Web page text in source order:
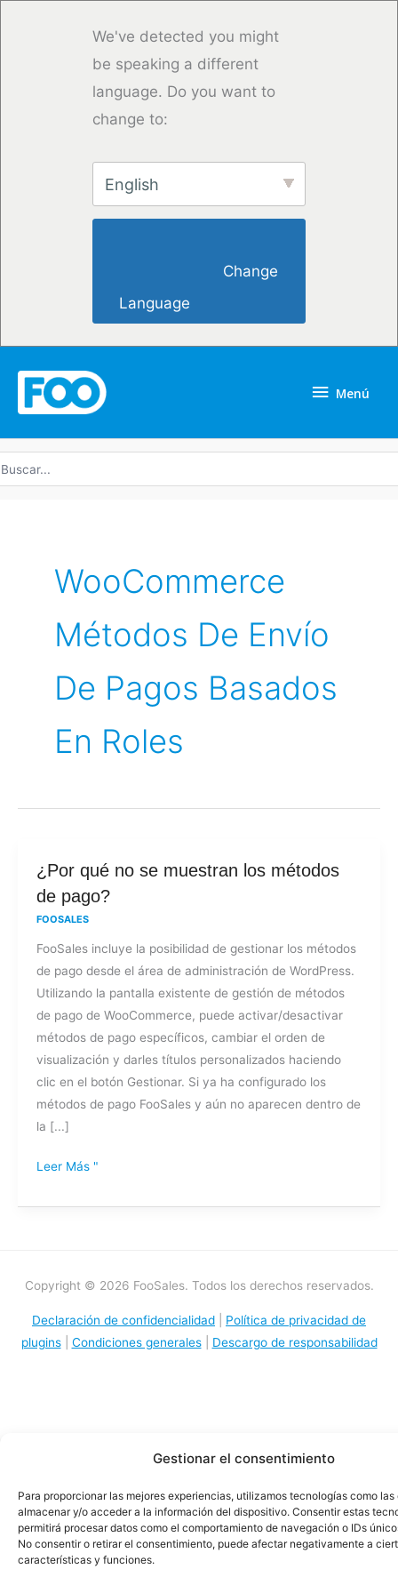
Gestionar el consentimiento
Para proporcionar las mejores experiencias, utilizamos tecnologías como
almacenar y/o acceder a la información del dispositivo. Consentir estas
permitirá procesar datos como el comportamiento de navegación o IDs
No consentir o retirar el consentimiento, puede afectar negativamente a
características y funciones.
We've detected you might
be speaking a different
language. Do you want to
change to:
English
Language
Menú
WooCommerce
Métodos De Envío
De Pagos Basados
En Roles
¿Por qué no se muestran los métodos
de pago?
FOOSALES
FooSales incluye la posibilidad de gestionar los métodos
de pago desde el área de administración de WordPress.
Utilizando la pantalla existente de gestión de métodos
de pago de WooCommerce, puede activar/desactivar
métodos de pago específicos, cambiar el orden de
visualización y darles títulos personalizados haciendo
clic en el botón Gestionar. Si ya ha configurado los
métodos de pago FooSales y aún no aparecen dentro de
la [...]
¿Por
qué
muestran
los
métodos
de
pago?
Leer Más "
Copyright © 2026 FooSales. Todos los derechos reservados.
Declaración de confidencialidad
Política de privacidad de
plugins| Condiciones generales| Descargo de responsabilidad